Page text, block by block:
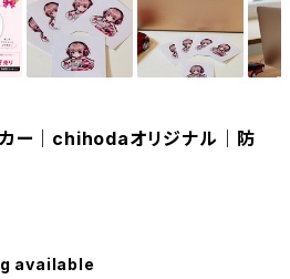
カー｜chihodaオリジナル｜防
available